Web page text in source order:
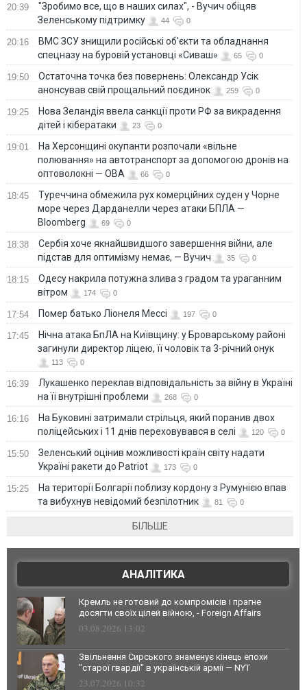
20:39
"Зробимо все, що в наших силах", - Вучич обіцяв
Зеленському підтримку
44 0
20:16
ВМС ЗСУ знищили російські об'єкти та обладнання
спецназу на буровій установці «Сиваш»
65 0
19:50
Остаточна точка без повернень: Олександр Усік
анонсував свій прощальний поєдинок
259 0
19:25
Нова Зеландія ввела санкції проти РФ за викрадення
дітей і кібератаки
23 0
19:01
На Херсонщині окупанти розпочали «вільне
полювання» на автотранспорт за допомогою дронів на
оптоволокні — ОВА
66 0
18:45
Туреччина обмежила рух комерційних суден у Чорне
море через Дарданелли через атаки БПЛА —
Bloomberg
69 0
18:38
Сербія хоче якнайшвидшого завершення війни, але
підстав для оптимізму немає, — Вучич
35 0
18:15
Одесу накрила потужна злива з градом та ураганним
вітром
174 0
17:54 Помер батько Ліонеля Мессі 197 0
17:45
Нічна атака БпЛА на Київщину: у Броварському районі
загинули директор ліцею, її чоловік та 3-річний онук
113 0
16:39
Лукашенко переклав відповідальність за війну в Україні
на її внутрішні проблеми
268 0
16:16
На Буковині затримали стрільця, який поранив двох
поліцейських і 11 днів переховувався в селі
120 0
15:50
Зеленський оцінив можливості країн світу надати
Україні ракети до Patriot
173 0
15:25
На території Болгарії поблизу кордону з Румунією впав
та вибухнув невідомий безпілотник
81 0
БІЛЬШЕ
АНАЛІТИКА
Кремль не готовий до компромісів і прагне
досягти своїх цілей війною, - Foreign Affairs
03.08.2026 13:02
Звільнення Сирського знаменує кінець епохи
"старої гвардії" в українській армії — NYT
23.07.2026 10:32